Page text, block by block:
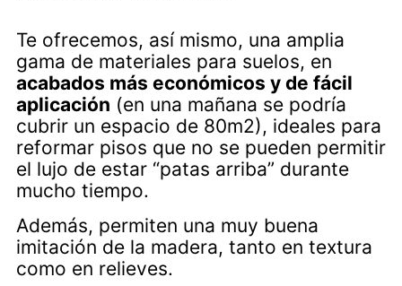
Te ofrecemos, así mismo, una amplia
gama de materiales para suelos, en
acabados más económicos y de fácil
aplicación (en una mañana se podría
cubrir un espacio de 80m2), ideales para
reformar pisos que no se pueden permitir
el lujo de estar “patas arriba” durante
mucho tiempo.
Además, permiten una muy buena
imitación de la madera, tanto en textura
como en relieves.